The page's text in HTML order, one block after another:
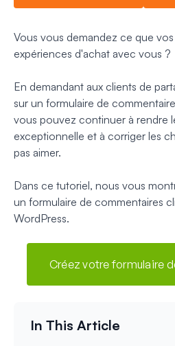
Vous vous demandez ce que
expériences d'achat avec vous ?
En demandant aux clients de
sur un formulaire de
vous pouvez continuer à rendre
exceptionnelle et à corriger les
pas aimer.
Dans ce tutoriel, nous vous
un formulaire de commentaires
WordPress.
Créez votre formulaire